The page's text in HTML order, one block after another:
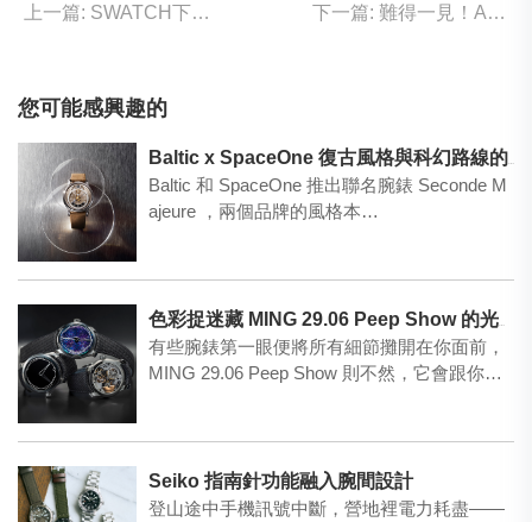
上一篇: SWATCH下一站羅浮宮 下一篇: 難得一見！ART DECO 珍罕座鐘
您可能感興趣的
Baltic 和 SpaceOne 推出聯名腕錶 Seconde M
ajeure ，兩個品牌的風格本…
有些腕錶第一眼便將所有細節攤開在你面前，
MING 29.06 Peep Show 則不然，它會跟你
Seiko 指南針功能融入腕間設計
登山途中手機訊號中斷，營地裡電力耗盡——